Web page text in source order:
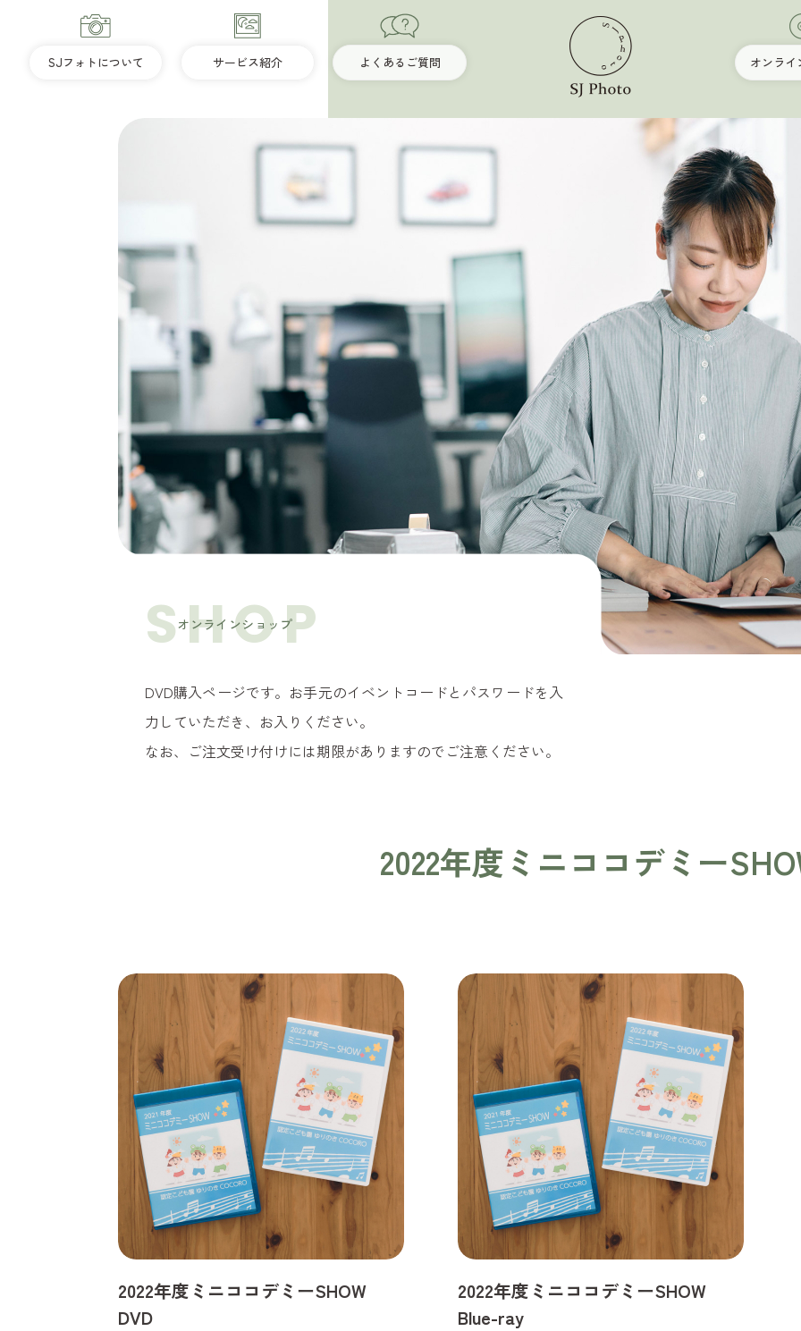
SJフォトについて サービス紹介 よくあるご質問 オンライ
SHOP
オンラインショップ
DVD購入ページです。お手元のイベントコードとパスワードを入
力していただき、お入りください。
なお、ご注文受け付けには期限がありますのでご注意ください。
2022年度ミニココデミー
2022年度ミニココデミーSHOW
DVD
2022年度ミニココデミーSHOW
Blue-ray